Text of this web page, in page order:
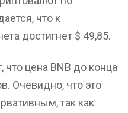
что к
достигнет $ 49,85.
цена BNB до конца
Очевидно, что это
так как